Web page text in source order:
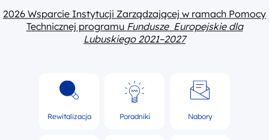
2026 Wsparcie Instytucji Zarządzającej w ramach Pomocy
Technicznej programu Fundusze Europejskie dla
Lubuskiego 2021–2027
Rewitalizacja Poradniki Nabory